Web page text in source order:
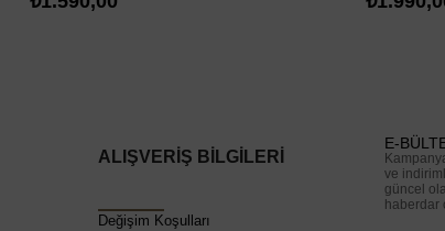
ALIŞVERİŞ BİLGİLERİ
Değişim Koşulları
E-
ve
güncel
haberdar